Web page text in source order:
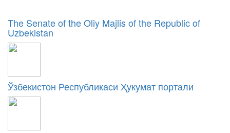
The Senate of the Oliy Majlis of the Republic of
Uzbekistan
Ўзбекистон Республикаси Ҳукумат портали